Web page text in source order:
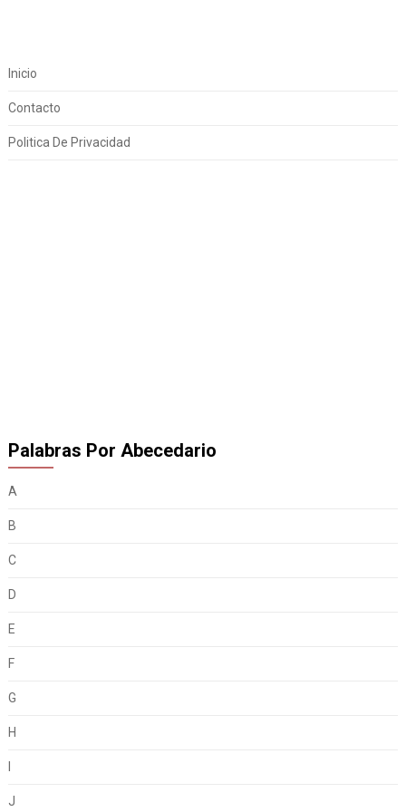
Inicio
Contacto
Politica De Privacidad
Palabras Por Abecedario
A
B
C
D
E
F
G
H
J